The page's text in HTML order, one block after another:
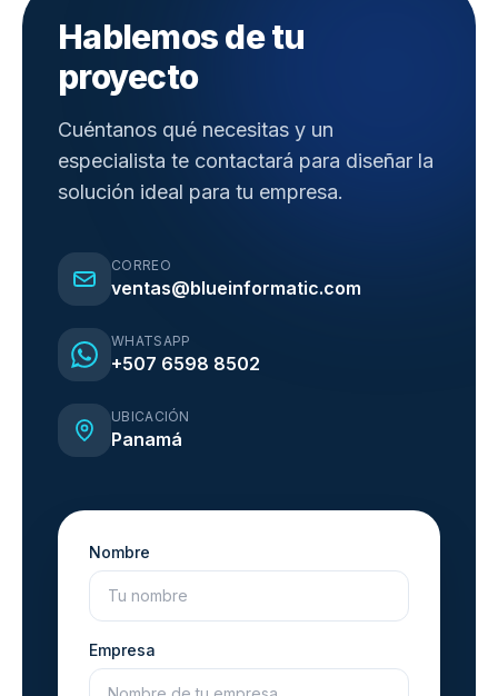
Hablemos de tu
proyecto
Cuéntanos qué necesitas y un
especialista te contactará para diseñar la
solución ideal para tu empresa.
CORREO
ventas@blueinformatic.com
WHATSAPP
+507 6598 8502
UBICACIÓN
Panamá
Nombre
Empresa